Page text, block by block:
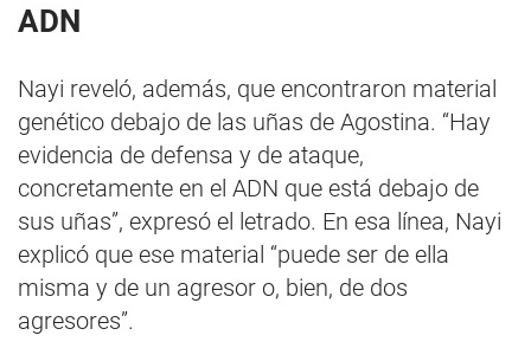
ADN
Nayi reveló, además, que encontraron material
genético debajo de las uñas de Agostina. “Hay
evidencia de defensa y de ataque,
concretamente en el ADN que está debajo de
sus uñas”, expresó el letrado. En esa línea, Nayi
explicó que ese material “puede ser de ella
misma y de un agresor o, bien, de dos
agresores”.